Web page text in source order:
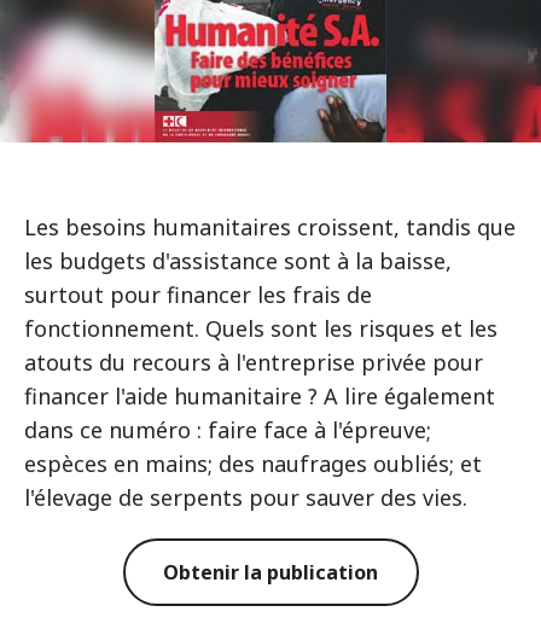
Les besoins humanitaires croissent, tandis que
les budgets d'assistance sont à la baisse,
surtout pour financer les frais de
fonctionnement. Quels sont les risques et les
atouts du recours à l'entreprise privée pour
financer l'aide humanitaire ? A lire également
dans ce numéro : faire face à l'épreuve;
espèces en mains; des naufrages oubliés; et
l'élevage de serpents pour sauver des vies.
Obtenir la publication